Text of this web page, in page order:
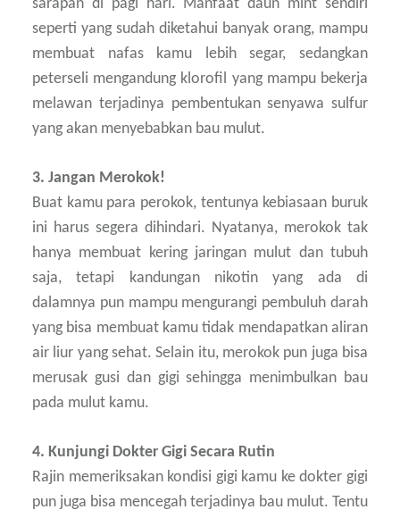
sarapan di pagi hari. Manfaat daun mint sendiri
seperti yang sudah diketahui banyak orang, mampu
membuat nafas kamu lebih segar, sedangkan
peterseli mengandung klorofil yang mampu bekerja
melawan terjadinya pembentukan senyawa sulfur
yang akan menyebabkan bau mulut.
3. Jangan Merokok!
Buat kamu para perokok, tentunya kebiasaan buruk
ini harus segera dihindari. Nyatanya, merokok tak
hanya membuat kering jaringan mulut dan tubuh
saja, tetapi kandungan nikotin yang ada di
dalamnya pun mampu mengurangi pembuluh darah
yang bisa membuat kamu tidak mendapatkan aliran
air liur yang sehat. Selain itu, merokok pun juga bisa
merusak gusi dan gigi sehingga menimbulkan bau
pada mulut kamu.
4. Kunjungi Dokter Gigi Secara Rutin
Rajin memeriksakan kondisi gigi kamu ke dokter gigi
pun juga bisa mencegah terjadinya bau mulut. Tentu